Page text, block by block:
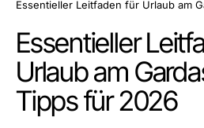
Essentieller
Urlaub am
Tipps für 2026